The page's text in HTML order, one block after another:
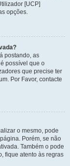
[UCP]
opções.
postando, as
possível que o
que precise ter
Por Favor, contacte
o mesmo, pode
Porém, se não
Também o pode
fique atento às regras